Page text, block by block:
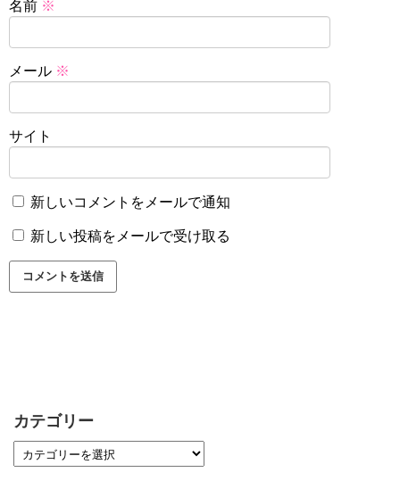
名前 ※
メール ※
サイト
新しいコメントをメールで通知
新しい投稿をメールで受け取る
カテゴリー